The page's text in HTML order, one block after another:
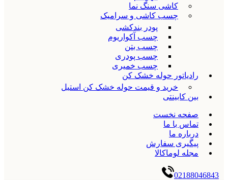
کاشی سنگ نما
چسب کاشی و سرامیک
پودر بندکشی
چسب آکواریوم
چسب بتن
چسب پودری
چسب خمیری
رادیاتور حوله خشک کن
خرید و قیمت حوله خشک کن استیل
بین کابینتی
صفحه نخست
تماس با ما
درباره ما
پیگیری سفارش
مجله لوماکالا
02188046843